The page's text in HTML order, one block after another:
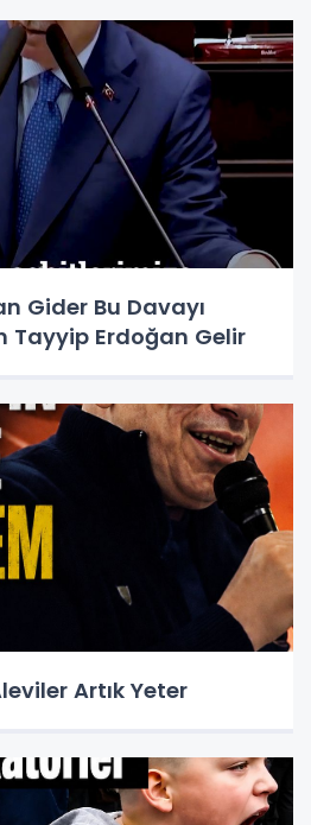
Gider Bu Davayı
Tayyip Erdoğan Gelir
Artık Yeter